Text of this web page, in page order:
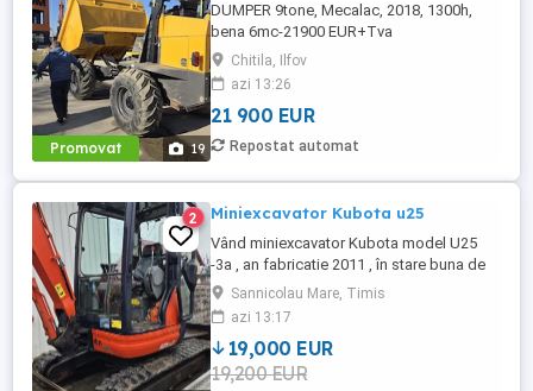
Promovat 19
DUMPER 9tone, Mecalac, 2018, 1300h,
bena 6mc-21900 EUR+Tva
Chitila, Ilfov
azi 13:26
21 900 EUR
Repostat automat
2 Miniexcavator Kubota u25
Vând miniexcavator Kubota model U25
-3a , an fabricatie 2011 , în stare buna de
funcționare, cu schimburi făcute la 250 de
ore , senile foarte bune aprox 400 de ore ,
fără jocuri la bolțuri (au fost schimbate),
fără probleme pe partea hidraulica sau
motor, 5700 de ore de funcționare , set 3
Sannicolau Mare, Timis
azi 13:17
19,000 EUR
19,200 EUR